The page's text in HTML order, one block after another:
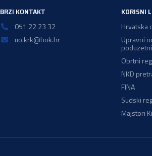
BRZI KONTAKT
051 22 23 32
uo.krk@hok.hr
KORISNI
Hrvatska
Upravni
Obrtni
NKD
FINA
Sudski
Majstori